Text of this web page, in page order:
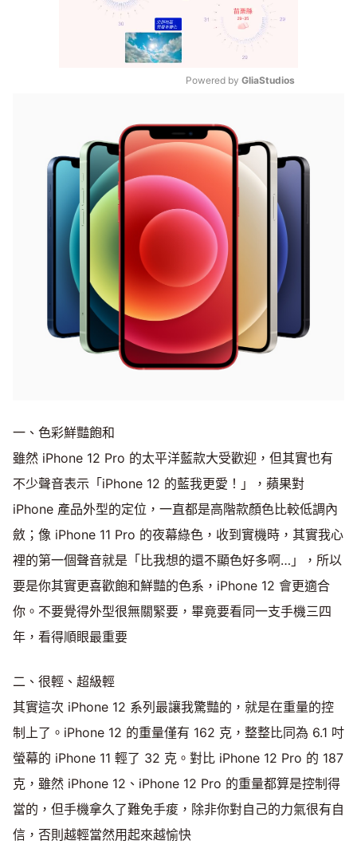
Powered by GliaStudios
一、色彩鮮豔飽和
雖然 iPhone 12 Pro 的太平洋藍款大受歡迎，但其實也有
不少聲音表示「iPhone 12 的藍我更愛！」，蘋果對
iPhone 產品外型的定位，一直都是高階款顏色比較低調內
斂；像 iPhone 11 Pro 的夜幕綠色，收到實機時，其實我心
裡的第一個聲音就是「比我想的還不顯色好多啊…」，所以
要是你其實更喜歡飽和鮮豔的色系，iPhone 12 會更適合
你。不要覺得外型很無關緊要，畢竟要看同一支手機三四
年，看得順眼最重要
二、很輕、超級輕
其實這次 iPhone 12 系列最讓我驚豔的，就是在重量的控
制上了。iPhone 12 的重量僅有 162 克，整整比同為 6.1 吋
螢幕的 iPhone 11 輕了 32 克。對比 iPhone 12 Pro 的 187
克，雖然 iPhone 12、iPhone 12 Pro 的重量都算是控制得
當的，但手機拿久了難免手痠，除非你對自己的力氣很有自
信，否則越輕當然用起來越愉快